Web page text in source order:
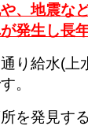
、地震な
発生し長
通り給水(
。
を発見す